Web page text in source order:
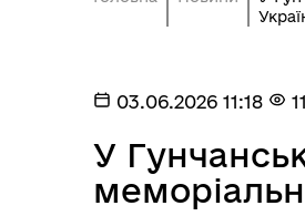
Посилання на
03.06.2026 11:18
У